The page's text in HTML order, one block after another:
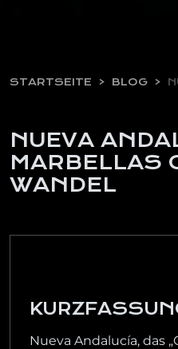
STARTSEITE BLOG
NUEVA
MARBELLAS
WANDEL
Nueva Andalucía, das